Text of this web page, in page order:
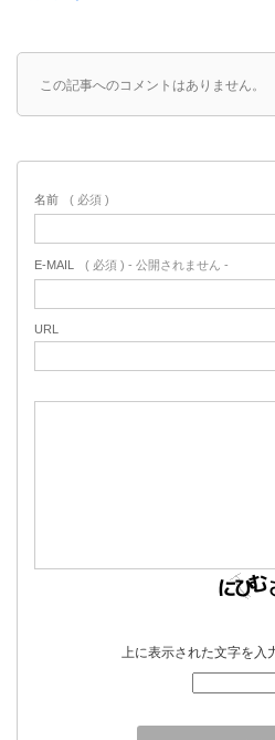
この記事へのコメントはありません。
名前 ( 必須 )
E-MAIL ( 必須 ) - 公開されません -
URL
上に表示された文字を入